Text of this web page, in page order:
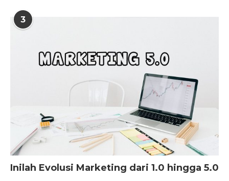
3
Inilah Evolusi Marketing dari 1.0 hingga 5.0